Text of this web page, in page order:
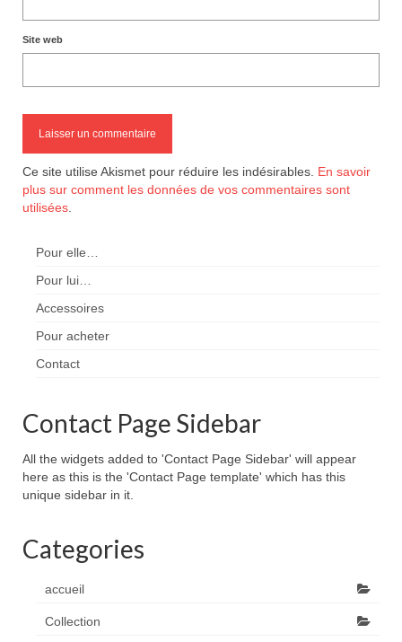
Site web
Ce site utilise Akismet pour réduire les indésirables. En savoir
plus sur comment les données de vos commentaires sont
utilisées
Pour elle…
Pour lui…
Accessoires
Pour acheter
Contact
Contact Page Sidebar
All the widgets added to 'Contact Page Sidebar' will appear
here as this is the 'Contact Page template' which has this
unique sidebar in it.
Categories
accueil
Collection